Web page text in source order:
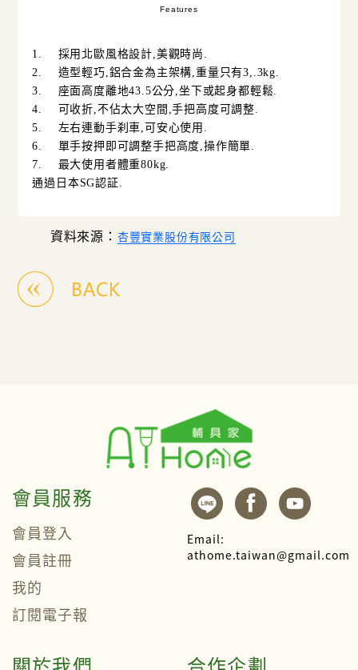
Features
1. 採用北歐風格設計,美觀時尚 .
2.
造型輕巧 ,鋁合金為主架構,重量只有3,.3kg.
3.
座面高度離地43.5公分,坐下或起身都輕鬆.
4.
可收折,不佔太大空間 ,手把高度可調整.
5.
左右連動手刹車, 可安心使用 .
6.
單手按押即可調整手把高度,操作簡單.
7.
最大使用者體重80kg.
通過日本SG認証.
資料來源： 杏豐實業股份有限公司
會員服務
會員登入
會員註冊
我的
訂閱電子報
Email:
athome.taiwan@gmail.com